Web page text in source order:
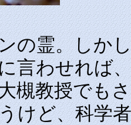
の霊。しか
言わせれば
槻教授でも
けど、科学